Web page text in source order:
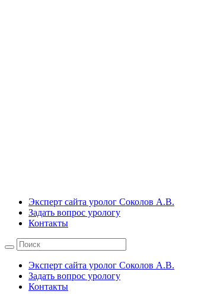
Эксперт сайта уролог Соколов А.В.
Задать вопрос урологу
Контакты
Эксперт сайта уролог Соколов А.В.
Задать вопрос урологу
Контакты